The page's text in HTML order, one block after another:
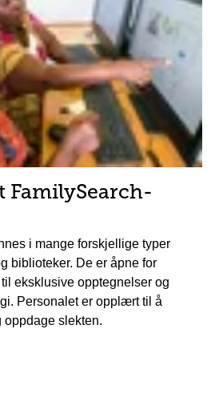
FamilySearch-
i mange forskjellige typer
biblioteker. De er åpne for
eksklusive opptegnelser og
Personalet er opplært til å
oppdage slekten.